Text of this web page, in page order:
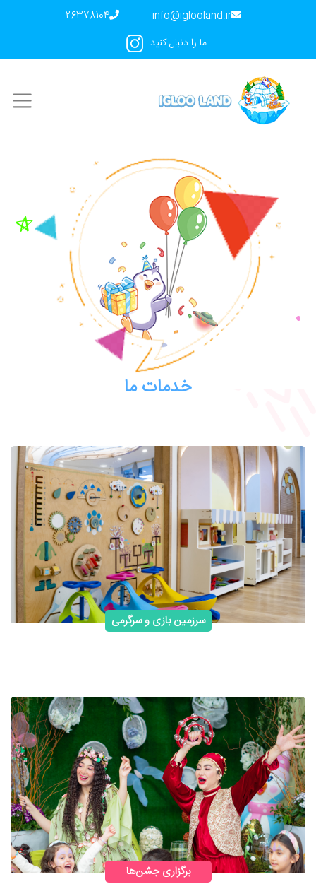
info@iglooland.ir
26378104
ما را دنبال کنید
خدمات ما
سرزمین بازی و سرگرمی
برگزاری جشن‌ها